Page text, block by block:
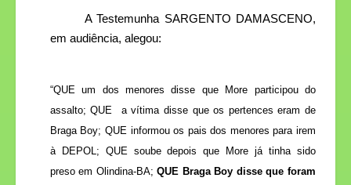
A Testemunha SARGENTO DAMASCENO,
em audiência, alegou:
“QUE um dos menores disse que More participou do
assalto; QUE
a vítima disse que os pertences eram de
Braga Boy; QUE informou os pais dos menores para irem
à DEPOL; QUE soube depois que More já tinha sido
preso em Olindina-BA;QUE Braga Boy disse que foram